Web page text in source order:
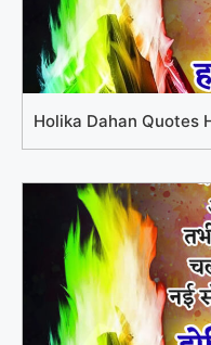
Holika Dahan Quotes